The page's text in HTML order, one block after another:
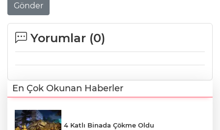
Gönder
Yorumlar (0)
En Çok Okunan Haberler
4 Katlı Binada Çökme Oldu